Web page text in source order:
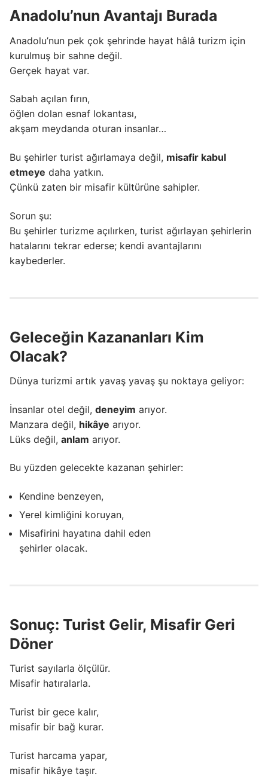
Anadolu’nun Avantajı Burada
Anadolu’nun pek çok şehrinde hayat hâlâ turizm için
kurulmuş bir sahne değil.
Gerçek hayat var.
Sabah açılan fırın,
öğlen dolan esnaf lokantası,
akşam meydanda oturan insanlar…
Bu şehirler turist ağırlamaya değil, misafir kabul
etmeye daha yatkın.
Çünkü zaten bir misafir kültürüne sahipler.
Sorun şu:
Bu şehirler turizme açılırken, turist ağırlayan şehirlerin
hatalarını tekrar ederse; kendi avantajlarını
kaybederler.
Geleceğin Kazananları Kim
Olacak?
Dünya turizmi artık yavaş yavaş şu noktaya geliyor:
İnsanlar otel değil, deneyim arıyor.
Manzara değil, hikâye arıyor.
Lüks değil, anlam arıyor.
Bu yüzden gelecekte kazanan şehirler:
Kendine benzeyen,
Yerel kimliğini koruyan,
Misafirini hayatına dahil eden
şehirler olacak.
Sonuç: Turist Gelir, Misafir Geri
Döner
Turist sayılarla ölçülür.
Misafir hatıralarla.
Turist bir gece kalır,
misafir bir bağ kurar.
Turist harcama yapar,
misafir hikâye taşır.